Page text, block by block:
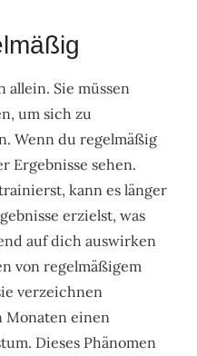
allein. Sie müssen
um sich zu
Wenn du regelmäßig
Ergebnisse sehen.
kann es länger
erzielst, was
auf dich auswirken
von regelmäßigem
verzeichnen
Monaten einen
Dieses Phänomen